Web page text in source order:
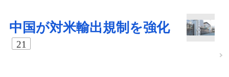
中国が対米輸出規制を強化
21